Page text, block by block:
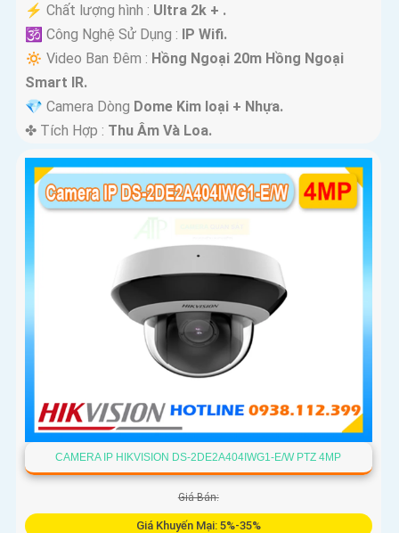
️⚡ Chất lượng hình : Ultra 2k + .
🕉️ Công Nghệ Sử Dụng : IP Wifi.
🔅 Video Ban Đêm : Hồng Ngoại 20m Hồng Ngoại
Smart IR.
💎 Camera Dòng Dome Kim loại + Nhựa.
️✤ Tích Hợp : Thu Âm Và Loa.
CAMERA IP HIKVISION DS-2DE2A404IWG1-E/W PTZ 4MP
Giá Bán:
Giá Khuyến Mại: 5%-35%